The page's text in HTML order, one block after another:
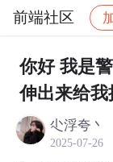
前端社区
社区 前端社
你好 我是
伸出来给我
尐浮夸丶
2025-07-26